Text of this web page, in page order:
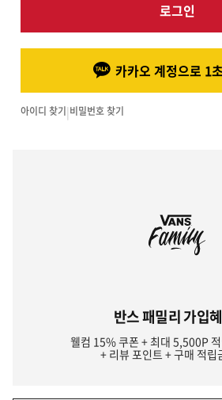
로그인
카카오 계정으로 1
아이디 찾기|비밀번호 찾기
반스 패밀리 가입
웰컴 15% 쿠폰 + 최대 5,500P
+ 리뷰 포인트 + 구매 적립